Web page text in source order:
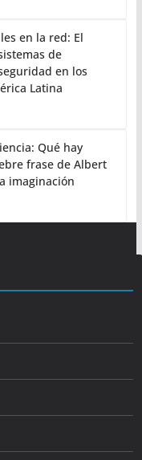
en la red: El
de
en los
Latina
Qué hay
frase de Albert
imaginación